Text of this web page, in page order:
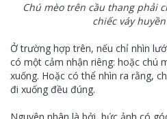
Chú mèo trên cầu thang phải
chiếc váy
Ở trường hợp trên, nếu chỉ nhìn
có một cảm nhận riêng: hoặc chú
xuống. Hoặc có thể nhìn ra rằng,
đi xuống đều đúng.